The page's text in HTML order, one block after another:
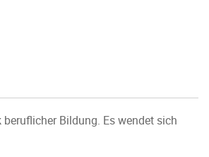
Bildung. Es wendet sich